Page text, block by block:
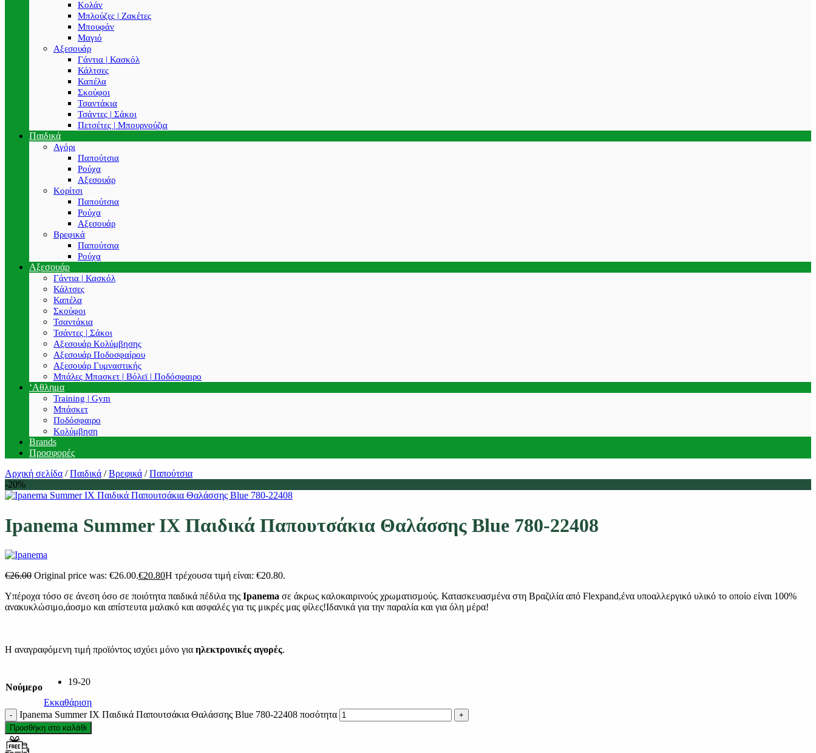
Κολάν
Μπλούζες | Ζακέτες
Μπουφάν
Μαγιό
Αξεσουάρ
Γάντια | Κασκόλ
Κάλτσες
Καπέλα
Σκούφοι
Τσαντάκια
Τσάντες | Σάκοι
Πετσέτες | Μπουρνούζια
Παιδικά
Αγόρι
Παπούτσια
Ρούχα
Αξεσουάρ
Κορίτσι
Παπούτσια
Ρούχα
Αξεσουάρ
Βρεφικά
Παπούτσια
Ρούχα
Αξεσουάρ
Γάντια | Κασκόλ
Κάλτσες
Καπέλα
Σκούφοι
Τσαντάκια
Τσάντες | Σάκοι
Αξεσουάρ Κολύμβησης
Αξεσουάρ Ποδοσφαίρου
Αξεσουάρ Γυμναστικής
Μπάλες Μπασκετ | Βόλεϊ | Ποδόσφαιρο
‘Αθλημα
Training | Gym
Μπάσκετ
Ποδόσφαιρο
Κολύμβηση
Brands
Προσφορές
Αρχική σελίδα / Παιδικά / Βρεφικά / Παπούτσια
-20%
Ipanema Summer IX Παιδικά Παπουτσάκια Θαλάσσης Blue 780-22408
€26.00 Original price was: €26.00.€20.80Η τρέχουσα τιμή είναι: €20.80.
Υπέροχα τόσο σε άνεση όσο σε ποιότητα παιδικά πέδιλα της Ipanema σε άκρως καλοκαιρινούς χρωματισμούς. Κατασκευασμένα στη Βραζιλία από Flexpand,ένα υποαλλεργικό υλικό το οποίο είναι 100%
ανακυκλώσιμο,άοσμο και απίστευτα μαλακό και ασφαλές για τις μικρές μας φίλες!Ιδανικά για την παραλία και για όλη μέρα!
Η αναγραφόμενη τιμή προϊόντος ισχύει μόνο για ηλεκτρονικές αγορές.
Νούμερο
19-20
Εκκαθάριση
Ipanema Summer IX Παιδικά Παπουτσάκια Θαλάσσης Blue 780-22408 ποσότητα
Προσθήκη στο καλάθι